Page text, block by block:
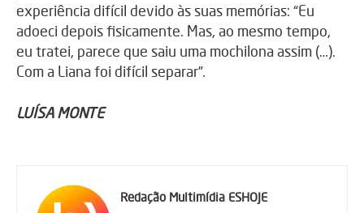
experiência difícil devido às suas memórias: “Eu
adoeci depois fisicamente. Mas, ao mesmo tempo,
eu tratei, parece que saiu uma mochilona assim (…).
Com a Liana foi difícil separar”.
LUÍSA MONTE
Redação Multimídia ESHOJE